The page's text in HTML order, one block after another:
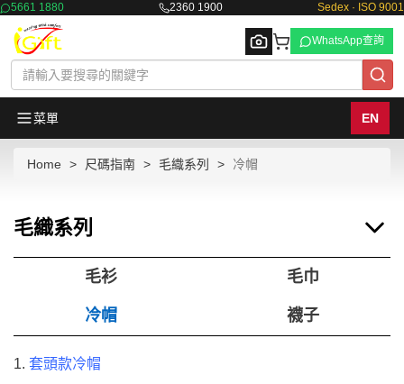
5661 1880 2360 1900 Sedex · ISO 9001
Browse
WhatsApp查詢
菜單 EN
Home 尺碼指南 毛織系列 冷帽
毛織系列
毛衫 毛巾
冷帽 襪子
1. 套頭款冷帽